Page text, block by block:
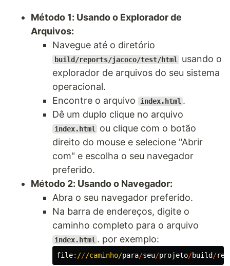
Método 1: Usando o Explorador de
Arquivos:
Navegue até o diretório
build/reports/jacoco/test/html
usando o
explorador de arquivos do seu sistema
operacional.
Encontre o arquivo
index.html .
Dê um duplo clique no arquivo
index.html
ou clique com o botão
direito do mouse e selecione "Abrir
com" e escolha o seu navegador
preferido.
Método 2: Usando o Navegador:
Abra o seu navegador preferido.
Na barra de endereços, digite o
caminho completo para o arquivo
index.html . por exemplo:
file:///caminho/para/seu/projeto/build /